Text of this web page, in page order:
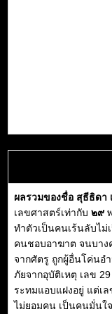
ผลรวมของชื่อ สุธีธิดา
เลขศาสตร์เท่ากับ ๒๙
ทำตัวเป็นคนเร้นลับไม่
คนชอบอาฆาต จนบาง
จากศัตรู ถูกผู้อื่นโค่นอ
ภัยจากอุบัติเหตุ เลข
ระทมแอบแฝงอยู่ แต่เ
ไม่ยอมคน เป็นคนมั่นใ